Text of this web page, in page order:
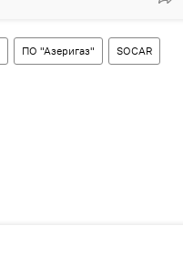
ПО "Азеригаз" SOCAR